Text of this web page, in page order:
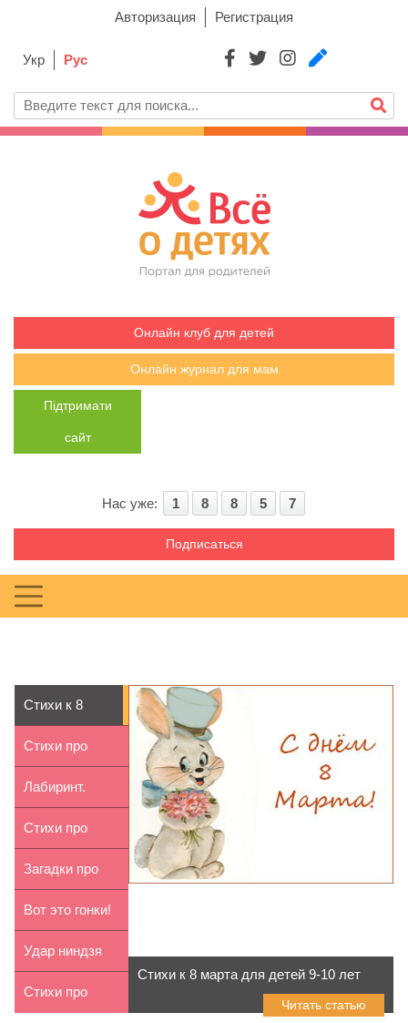
Авторизация Регистрация
Укр Рус
Онлайн клуб для детей
Онлайн журнал для мам
Підтримати
сайт
Нас уже: 1 8 8 5 7
Подписаться
Стихи к 8
марта для
детей 9-10 лет
Стихи про
весну для
детей 7-8 лет
Лабиринт.
Обезьянка и
банан
Стихи про
маму для
детей 7-8 лет
Загадки про
лето для
детей 7-8 лет
Вот это гонки!
Удар ниндзя
Стихи про
Стихи к 8 марта для детей 9-10 лет
Читать статью